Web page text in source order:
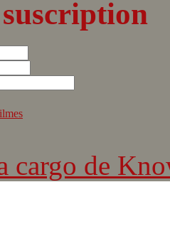
cargo de